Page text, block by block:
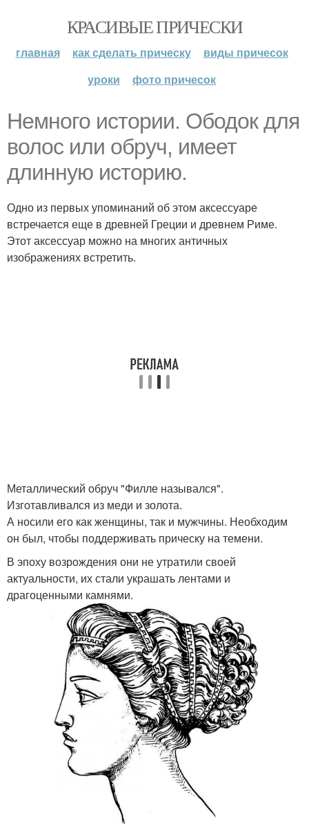
КРАСИВЫЕ ПРИЧЕСКИ
главная как сделать прическу
виды причесок
уроки
фото причесок
Немного истории. Ободок для
волос или обруч, имеет
длинную историю.
Одно из первых упоминаний об этом аксессуаре
встречается еще в древней Греции и древнем Риме.
Этот аксессуар можно на многих античных
изображениях встретить.
Металлический обруч "Филле назывался".
Изготавливался из меди и золота.
А носили его как женщины, так и мужчины. Необходим
он был, чтобы поддерживать прическу на темени.
В эпоху возрождения они не утратили своей
актуальности, их стали украшать лентами и
драгоценными камнями.